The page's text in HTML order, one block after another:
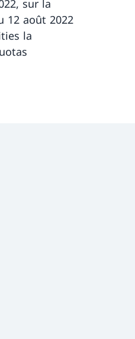
sur la
12 août 2022
la